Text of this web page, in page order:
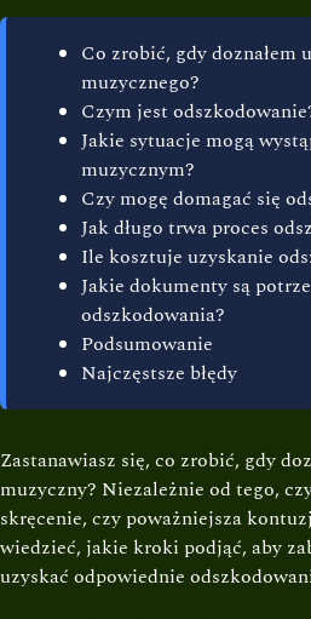
Co zrobić, gdy doznałem
muzycznego?
Czym jest
Jakie sytuacje mogą
muzycznym?
Czy mogę domagać się
Jak długo trwa proces
Ile kosztuje uzyskanie
Jakie dokumenty są
odszkodowania?
Podsumowanie
Najczęstsze błędy
Zastanawiasz się, co zrobić, gdy
muzyczny? Niezależnie od tego,
skręcenie, czy poważniejsza
wiedzieć, jakie kroki podjąć, aby
uzyskać odpowiednie